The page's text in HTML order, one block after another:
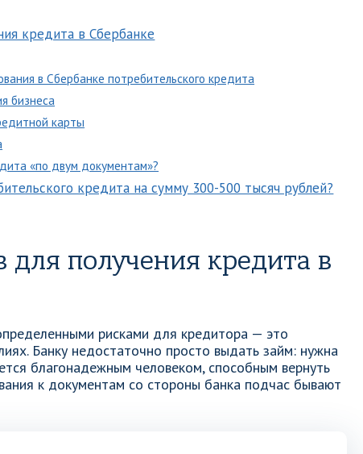
кредита в Сбербанке
в Сбербанке потребительского кредита
бизнеса
карты
«по двум документам»?
кредита на сумму 300-500 тысяч рублей?
для получения кредита в
рисками для кредитора — это
Банку недостаточно просто выдать займ: нужна
благонадежным человеком, способным вернуть
к документам со стороны банка подчас бывают